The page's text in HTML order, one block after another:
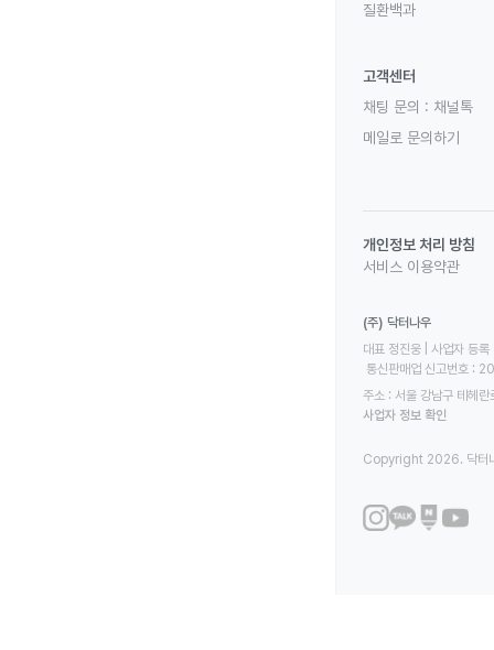
질환백과
고객센터
채팅 문의 : 채널톡
메일로 문의하기
개인정보 처리 방침
서비스 이용약관
(주) 닥터나우
대표 정진웅 | 사업자
통신판매업 신고번호
주소 : 서울 강남구 테헤
사업자 정보 확인
Copyright 2026. 닥터